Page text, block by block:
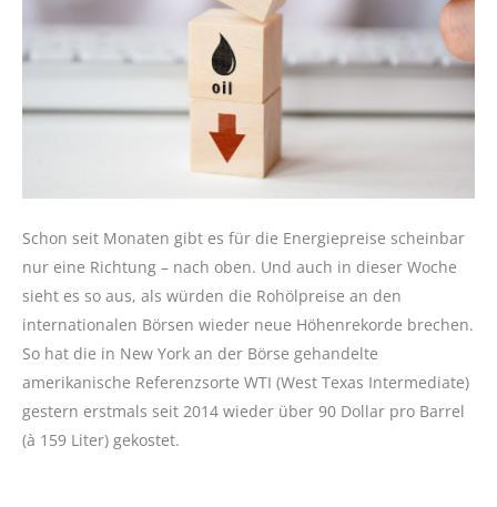
Schon seit Monaten gibt es für die Energiepreise scheinbar
nur eine Richtung – nach oben. Und auch in dieser Woche
sieht es so aus, als würden die Rohölpreise an den
internationalen Börsen wieder neue Höhenrekorde brechen.
So hat die in New York an der Börse gehandelte
amerikanische Referenzsorte WTI (West Texas Intermediate)
gestern erstmals seit 2014 wieder über 90 Dollar pro Barrel
(à 159 Liter) gekostet.